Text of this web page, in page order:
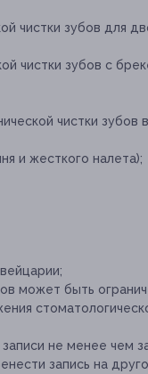
чистки зубов для
чистки зубов с
чистки зубов
и жесткого налета);
может быть
не менее чем за
запись на